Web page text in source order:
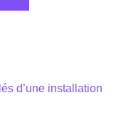
d’une installation